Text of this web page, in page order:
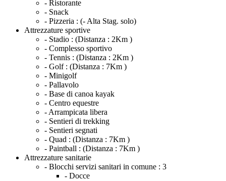
- Ristorante
- Snack
- Pizzeria : (- Alta Stag. solo)
Attrezzature sportive
- Stadio : (Distanza : 2Km )
- Complesso sportivo
- Tennis : (Distanza : 2Km )
- Golf : (Distanza : 7Km )
- Minigolf
- Pallavolo
- Base di canoa kayak
- Centro equestre
- Arrampicata libera
- Sentieri di trekking
- Sentieri segnati
- Quad : (Distanza : 7Km )
- Paintball : (Distanza : 7Km )
Attrezzature sanitarie
- Blocchi servizi sanitari in comune : 3
- Docce